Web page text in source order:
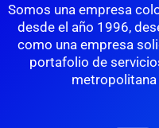
Somos una empresa
desde el año 1996,
como una empresa
portafolio de
metropolitana